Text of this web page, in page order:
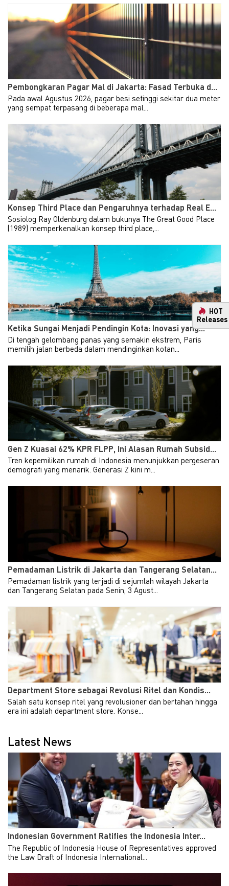
Pembongkaran Pagar Mal di Jakarta: Fasad Terbuka d...
Pada awal Agustus 2026, pagar besi setinggi sekitar dua meter
yang sempat terpasang di beberapa mal...
Konsep Third Place dan Pengaruhnya terhadap Real E...
Sosiolog Ray Oldenburg dalam bukunya The Great Good Place
(1989) memperkenalkan konsep third place,...
Ketika Sungai Menjadi Pendingin Kota: Inovasi yang...
Di tengah gelombang panas yang semakin ekstrem, Paris
memilih jalan berbeda dalam mendinginkan kotan...
Gen Z Kuasai 62% KPR FLPP, Ini Alasan Rumah Subsid...
Tren kepemilikan rumah di Indonesia menunjukkan pergeseran
demografi yang menarik. Generasi Z kini m...
Pemadaman Listrik di Jakarta dan Tangerang Selatan...
Pemadaman listrik yang terjadi di sejumlah wilayah Jakarta
dan Tangerang Selatan pada Senin, 3 Agust...
Department Store sebagai Revolusi Ritel dan Kondis...
Salah satu konsep ritel yang revolusioner dan bertahan hingga
era ini adalah department store. Konse...
Latest News
Indonesian Government Ratifies the Indonesia Inter...
The Republic of Indonesia House of Representatives approved
the Law Draft of Indonesia International...
HOT
Releases
Indonesia General
Property & Industrial
Investment Guide
2024
We are delighted to release the
fourth edition of our Investment
Guide in collaboration with
Makes and Partners and PB
Taxand. Foreign investment
remains the key driver to
Indonesia's economic growth....
Learn More
and